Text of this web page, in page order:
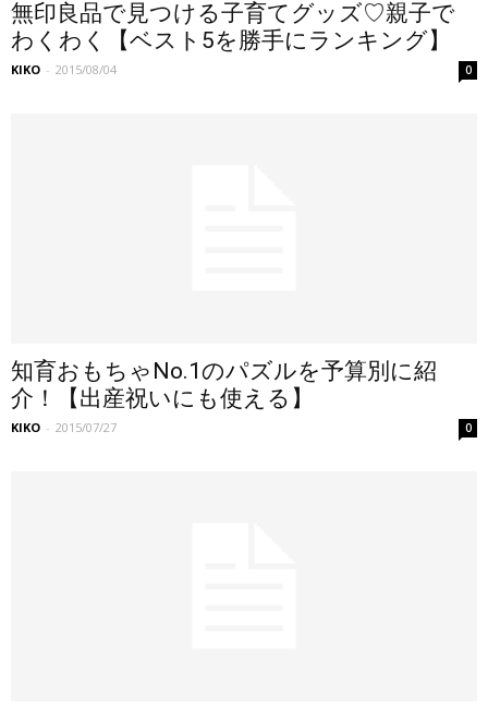
無印良品で見つける子育てグッズ♡親子で
わくわく【ベスト5を勝手にランキング】
KIKO - 2015/08/04 0
知育おもちゃNo.1のパズルを予算別に紹
介！【出産祝いにも使える】
KIKO - 2015/07/27 0